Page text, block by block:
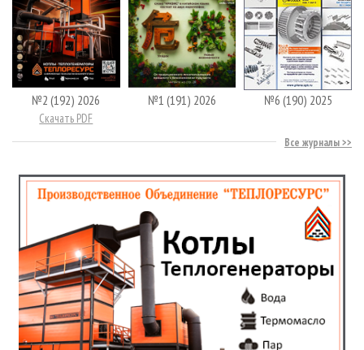
№2 (192) 2026
Скачать PDF
№1 (191) 2026 №6 (190) 2025
Все журналы